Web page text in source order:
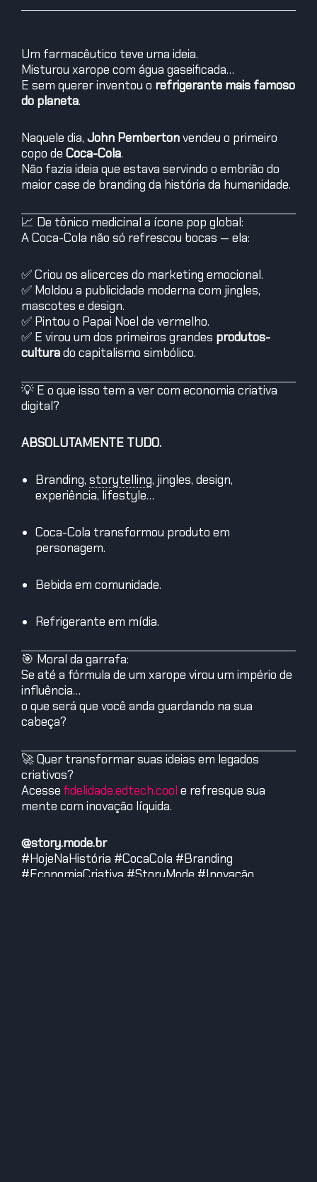
Um farmacêutico teve uma ideia.
Misturou xarope com água gaseificada…
E sem querer inventou o refrigerante mais famoso
do planeta.
Naquele dia, John Pembertonvendeu o primeiro
copo de Coca-Cola.
Não fazia ideia que estava servindo o embrião do
maior case de branding da história da humanidade.
📈 De tônico medicinal a ícone pop global:
A Coca-Cola não só refrescou bocas — ela:
✅ Criou os alicerces do marketing emocional.
✅ Moldou a publicidade moderna com jingles,
mascotes e design.
✅ Pintou o Papai Noel de vermelho.
✅ E virou um dos primeiros grandes produtos-
culturado capitalismo simbólico.
💡 E o que isso tem a ver com economia criativa
digital?
ABSOLUTAMENTE TUDO.
Branding, storytelling, jingles, design,
experiência, lifestyle…
Coca-Cola transformou produto em
personagem.
Bebida em comunidade.
Refrigerante em mídia.
🎯 Moral da garrafa:
Se até a fórmula de um xarope virou um império de
influência…
o que será que você anda guardando na sua
cabeça?
🚀 Quer transformar suas ideias em legados
criativos?
Acesse fidelidade.edtech.cool e refresque sua
mente com inovação líquida.
@story.mode.br
#HojeNaHistória #CocaCola #Branding
#EconomiaCriativa #StoryMode #Inovação